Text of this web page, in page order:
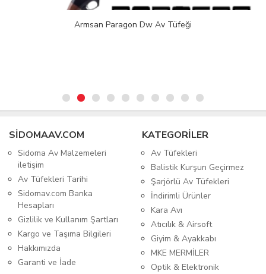
Armsan Paragon Dw Av Tüfeği
SIDOMAAV.COM
Sidoma Av Malzemeleri
iletişim
Av Tüfekleri Tarihi
Sidomav.com Banka
Hesapları
Gizlilik ve Kullanım Şartları
Kargo ve Taşıma Bilgileri
Hakkımızda
Garanti ve İade
KATEGORİLER
Av Tüfekleri
Balistik Kurşun Geçirmez
Şarjörlü Av Tüfekleri
İndirimli Ürünler
Kara Avı
Atıcılık & Airsoft
Giyim & Ayakkabı
MKE MERMİLER
Optik & Elektronik